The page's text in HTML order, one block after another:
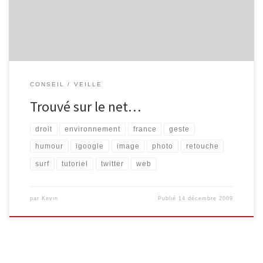
CONSEIL VEILLE
Trouvé sur le net…
droit environnement france geste
humour igoogle image photo retouche
surf tutoriel twitter web
par Kevin Publié 14 décembre 2009